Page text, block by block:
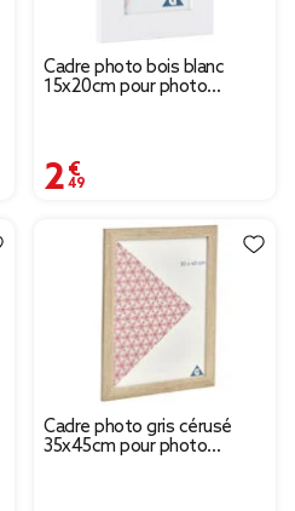
Cadre photo bois blanc
15x20cm pour photo
2,49 €
Cadre photo gris cérusé
35x45cm pour photo